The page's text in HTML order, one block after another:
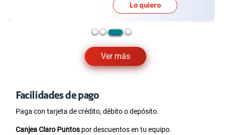
Ver más
Lo quiero
Facilidades de pago
Paga con tarjeta de crédito, débito o depósito.
Canjea Claro Puntos por descuentos en tu equipo.